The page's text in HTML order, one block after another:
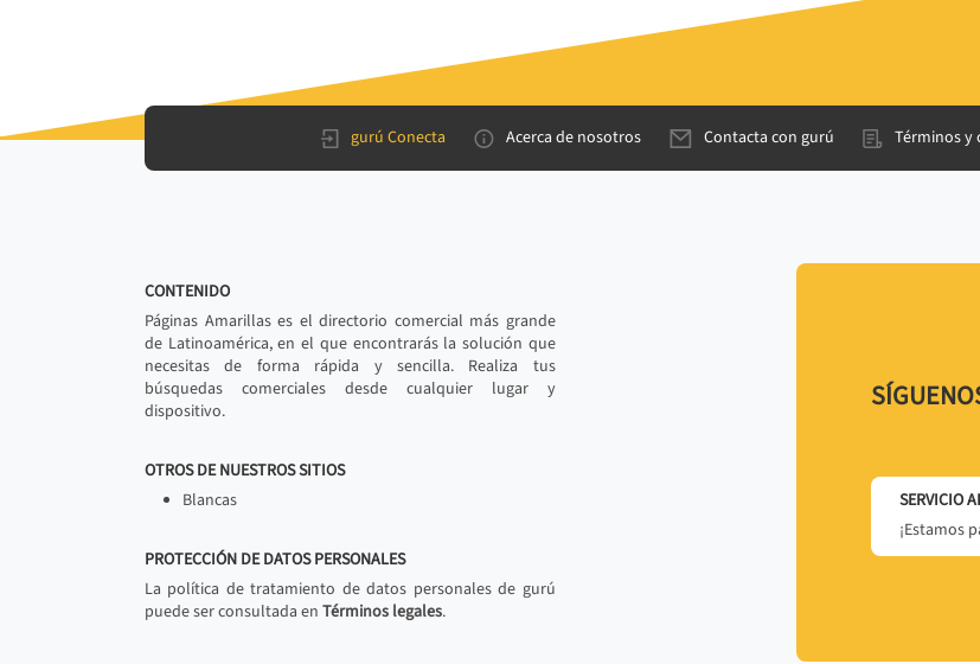
gurú Conecta Acerca de nosotros Contacta con gurú Términos y
CONTENIDO
Páginas Amarillas es el directorio comercial más grande
de Latinoamérica, en el que encontrarás la solución que
necesitas de forma rápida y sencilla. Realiza tus
búsquedas comerciales desde cualquier lugar y
dispositivo.
OTROS DE NUESTROS SITIOS
Blancas
PROTECCIÓN DE DATOS PERSONALES
La política de tratamiento de datos personales de gurú
puede ser consultada en Términos legales.
SERVICIO
¡Estamos